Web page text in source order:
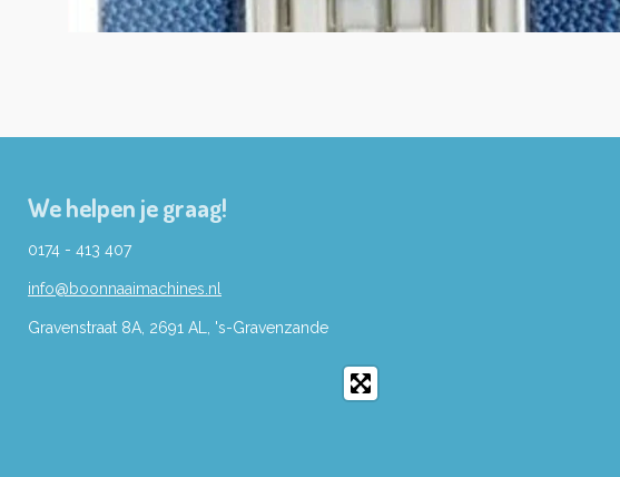
We helpen je graag!
0174 - 413 407
info@boonnaaimachines.nl
Gravenstraat 8A, 2691 AL, 's-Gravenzande